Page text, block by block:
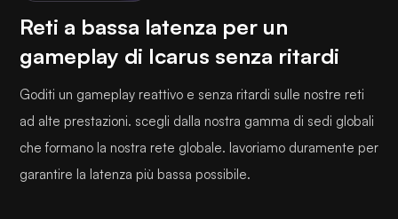
Reti a bassa latenza per un
gameplay di Icarus senza ritardi
Goditi un gameplay reattivo e senza ritardi sulle nostre reti
ad alte prestazioni. scegli dalla nostra gamma di sedi globali
che formano la nostra rete globale. lavoriamo duramente per
garantire la latenza più bassa possibile.